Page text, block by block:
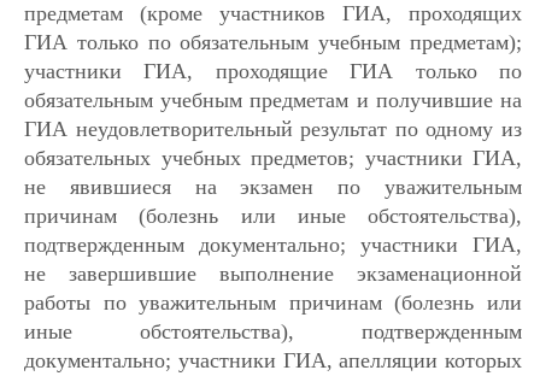
предметам (кроме участников ГИА, проходящих
ГИА только по обязательным учебным предметам);
участники ГИА, проходящие ГИА только по
обязательным учебным предметам и получившие на
ГИА неудовлетворительный результат по одному из
обязательных учебных предметов; участники ГИА,
не явившиеся на экзамен по уважительным
причинам (болезнь или иные обстоятельства),
подтвержденным документально; участники ГИА,
не завершившие выполнение экзаменационной
работы по уважительным причинам (болезнь или
иные обстоятельства), подтвержденным
документально; участники ГИА, апелляции которых